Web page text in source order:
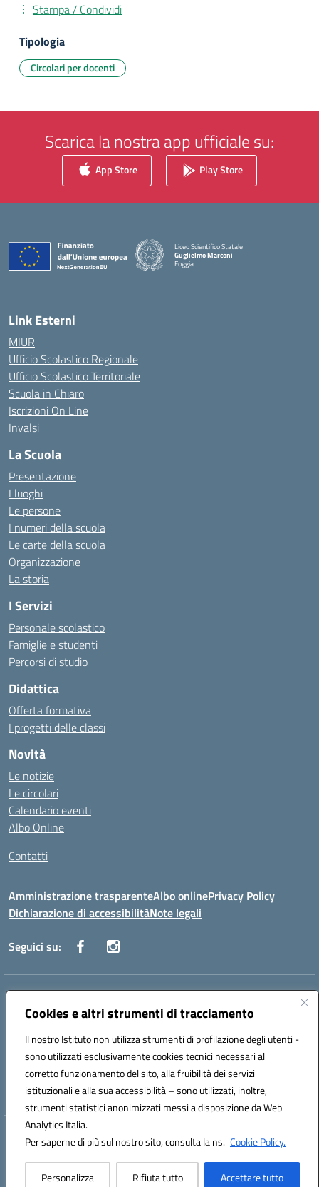
Cookies e altri strumenti di tracciamento
Il nostro Istituto non utilizza strumenti di profilazione degli utenti -
sono utilizzati esclusivamente cookies tecnici necessari al
corretto funzionamento del sito, alla fruibilità dei servizi
istituzionali e alla sua accessibilità – sono utilizzati, inoltre,
strumenti statistici anonimizzati messi a disposizione da Web
Analytics Italia.
Per saperne di più sul nostro sito, consulta la ns. Cookie Policy.
Personalizza Rifiuta tutto Accettare tutto
Stampa / Condividi
Tipologia
Circolari per docenti
Scarica la nostra app ufficiale su:
App Store Play Store
Liceo Scientifico Statale
Guglielmo Marconi
Foggia
— Visita la pagina iniziale della scuola
Link Esterni
MIUR
Ufficio Scolastico Regionale
Ufficio Scolastico Territoriale
Scuola in Chiaro
Iscrizioni On Line
Invalsi
La Scuola
Presentazione
I luoghi
Le persone
I numeri della scuola
Le carte della scuola
Organizzazione
La storia
I Servizi
Personale scolastico
Famiglie e studenti
Percorsi di studio
Didattica
Offerta formativa
I progetti delle classi
Novità
Le notizie
Le circolari
Calendario eventi
Albo Online
Contatti
Amministrazione trasparenteAlbo onlinePrivacy Policy
Dichiarazione di accessibilitàNote legali
Seguici su:
Indirizzo:
Centralino:0881636571 Email:fgps040004@istruzione.it
Codice fiscale: 80031370713
Codice meccanografico:
FGPS040004
Codice Indice delle Pubbliche Amministrazioni (IPA): istsc_fgps040004
Hosting & Powered by 3D Solution S.r.l.
Concept & Design by Designers Italia